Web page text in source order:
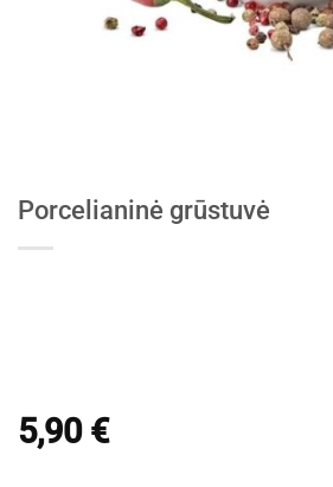
Porcelianinė grūstuvė
5,90 €